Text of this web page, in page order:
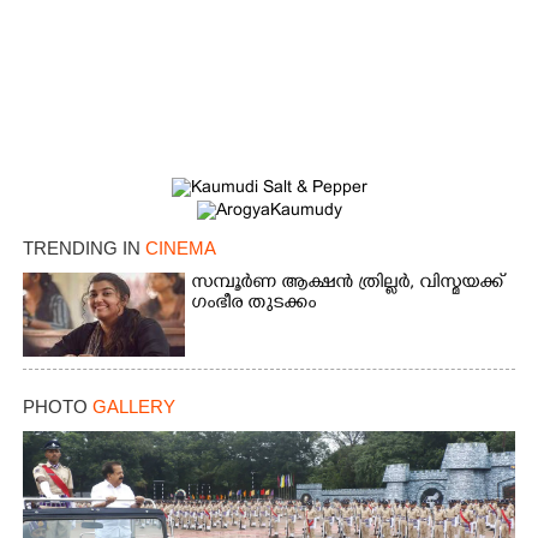
TRENDING IN CINEMA
സമ്പൂർണ ആക്ഷൻ ത്രില്ലർ,​ വിസ്മയക്ക്
ഗംഭീര തുടക്കം
PHOTO GALLERY